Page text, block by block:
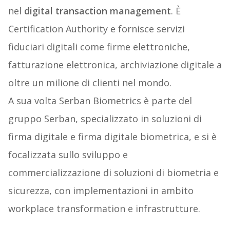
nel digital transaction management. È
Certification Authority e fornisce servizi
fiduciari digitali come firme elettroniche,
fatturazione elettronica, archiviazione digitale a
oltre un milione di clienti nel mondo.
A sua volta Serban Biometrics è parte del
gruppo Serban, specializzato in soluzioni di
firma digitale e firma digitale biometrica, e si è
focalizzata sullo sviluppo e
commercializzazione di soluzioni di biometria e
sicurezza, con implementazioni in ambito
workplace transformation e infrastrutture.